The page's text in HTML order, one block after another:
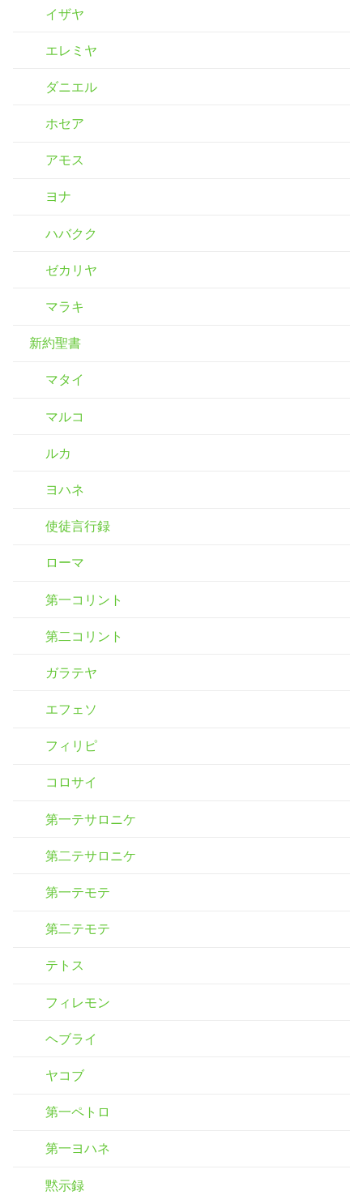
イザヤ
エレミヤ
ダニエル
ホセア
アモス
ヨナ
ハバクク
ゼカリヤ
マラキ
新約聖書
マタイ
マルコ
ルカ
ヨハネ
使徒言行録
ローマ
第一コリント
第二コリント
ガラテヤ
エフェソ
フィリピ
コロサイ
第一テサロニケ
第二テサロニケ
第一テモテ
第二テモテ
テトス
フィレモン
ヘブライ
ヤコブ
第一ペトロ
第一ヨハネ
黙示録